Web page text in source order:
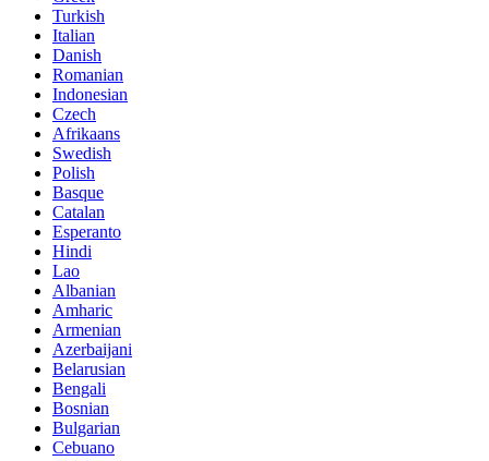
Turkish
Italian
Danish
Romanian
Indonesian
Czech
Afrikaans
Swedish
Polish
Basque
Catalan
Esperanto
Hindi
Lao
Albanian
Amharic
Armenian
Azerbaijani
Belarusian
Bengali
Bosnian
Bulgarian
Cebuano